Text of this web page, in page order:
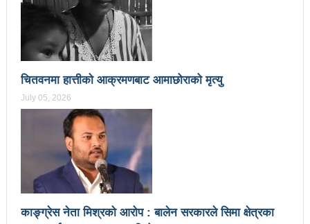
भरतपुरको मुख्य सडकमा भएको भूमिगत विद्युतिकरणको ब्रेकथ्रु
सकियो चितवन महोत्सव : ५ लाख सहभागि, ३० करोडको
कारोबार
बाघले झम्टिँदा मोटरसाइकलमा सवार दुई जना घाइते
टोखामा कर्जा सदुपयोगिता सम्बन्धी अन्तरक्रिया
एकाबिहानै चीनमा भुकम्पः नेपालमा कडा धक्का महसुस
बिद्यार्थीलाई चलचित्र सिकाउँदै बागमती प्रदेश सरकार
भोलि चितवनमा माओवादीको विशाल सभा: प्रचण्डले सम्बोधन
चितवनमा हात्तीको आक्रमणबाट आमाछोराको मृत्यु
July 05, 2026
काङ्ग्रेस नेता मिश्रको आरोप : बालेन सरकारले सिमा क्षेत्रका